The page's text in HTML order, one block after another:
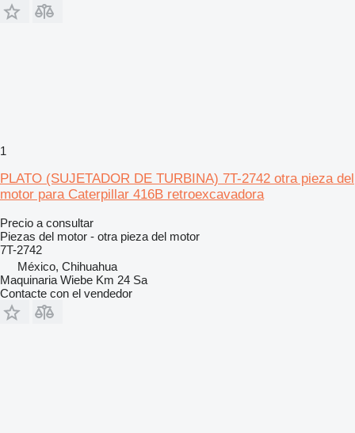
1
PLATO (SUJETADOR DE TURBINA) 7T-2742 otra pieza del
motor para Caterpillar 416B retroexcavadora
Precio a consultar
Piezas del motor - otra pieza del motor
7T-2742
México, Chihuahua
Maquinaria Wiebe Km 24 Sa
Contacte con el vendedor